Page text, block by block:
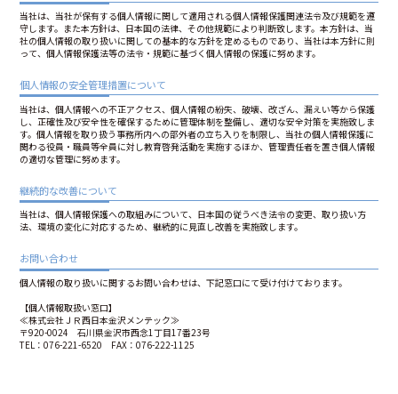
当社は、当社が保有する個人情報に関して適用される個人情報保護関連法令及び規範を遵
守します。また本方針は、日本国の法律、その他規範により判断致します。本方針は、当
社の個人情報の取り扱いに関しての基本的な方針を定めるものであり、当社は本方針に則
って、個人情報保護法等の法令・規範に基づく個人情報の保護に努めます。
個人情報の安全管理措置について
当社は、個人情報への不正アクセス、個人情報の紛失、破壊、改ざん、漏えい等から保護
し、正確性及び安全性を確保するために管理体制を整備し、適切な安全対策を実施致しま
す。個人情報を取り扱う事務所内への部外者の立ち入りを制限し、当社の個人情報保護に
関わる役員・職員等全員に対し教育啓発活動を実施するほか、管理責任者を置き個人情報
の適切な管理に努めます。
継続的な改善について
当社は、個人情報保護への取組みについて、日本国の従うべき法令の変更、取り扱い方
法、環境の変化に対応するため、継続的に見直し改善を実施致します。
お問い合わせ
個人情報の取り扱いに関するお問い合わせは、下記窓口にて受け付けております。
【個人情報取扱い窓口】
≪株式会社ＪＲ西日本金沢メンテック≫
〒920-0024 石川県金沢市西念1丁目17番23号
TEL：076-221-6520 FAX：076-222-1125